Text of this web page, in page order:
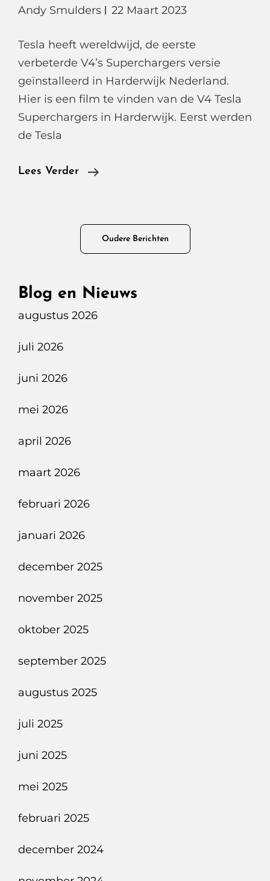
Andy Smulders 22 Maart 2023
Tesla heeft wereldwijd, de eerste
verbeterde V4’s Superchargers versie
geïnstalleerd in Harderwijk Nederland.
Hier is een film te vinden van de V4 Tesla
Superchargers in Harderwijk. Eerst werden
de Tesla
Lees Verder
Tesla’s
Superchargers
Wereldwijd
Nederland
Berichtennavigatie
Oudere Berichten
Blog en Nieuws
augustus 2026
juli 2026
juni 2026
mei 2026
april 2026
maart 2026
februari 2026
januari 2026
december 2025
november 2025
oktober 2025
september 2025
augustus 2025
juli 2025
juni 2025
mei 2025
februari 2025
december 2024